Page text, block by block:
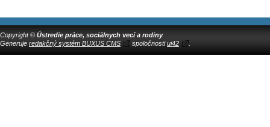
Copyright © Ústredie práce, sociálnych vecí a rodiny
Generuje redakčný systém BUXUS CMS spoločnostiui42